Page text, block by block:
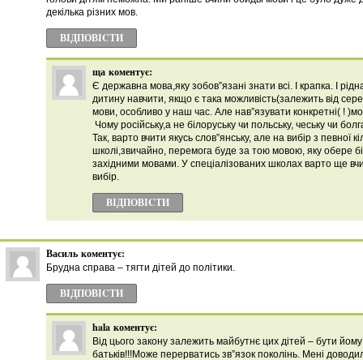
декілька різних мов.
ВІДПОВІCТИ
ща коментує:
Є державна мова,яку зобов”язані знати всі. І крапка. І
дитину навчити, якщо є така можливість(залежить від
мови, особливо у наш час. Але нав”язувати конкретні( !
Чому російську,а не білоруську чи польську, чеську чи
Так, варто вчити якусь слов”янську, але на вибір з певної
школі,звичайно, перемога буде за тою мовою, яку обере
західними мовами. У спеціалізованих школах варто ще
вибір.
ВІДПОВІCТИ
Василь коментує:
Брудна справа – тягти дітей до політики.
ВІДПОВІCТИ
hala коментує:
Від цього закону залежить майбутнє цих дітей – бути йому
батьків!!!Може перерватись зв”язок поколінь. Мені